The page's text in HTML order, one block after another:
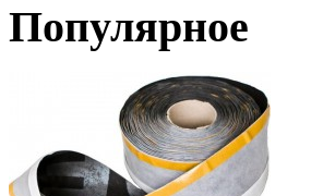
Популярное